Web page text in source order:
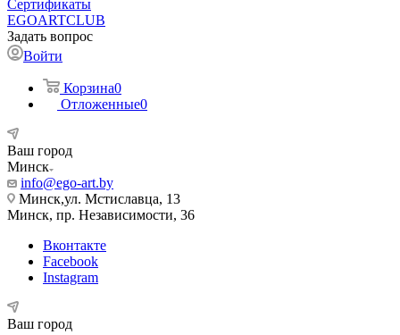
Сертификаты
EGOARTCLUB
Задать вопрос
Войти
Корзина0
Отложенные0
Ваш город
Минск
info@ego-art.by
Минск,ул. Мстиславца, 13
Минск, пр. Независимости, 36
Вконтакте
Facebook
Instagram
Ваш город